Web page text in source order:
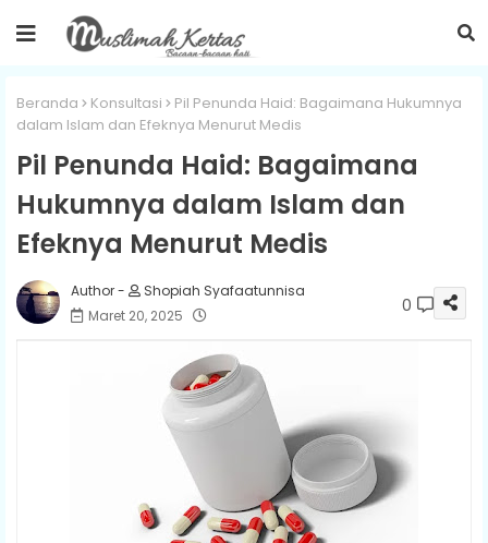
Beranda Konsultasi
Pil Penunda Haid: Bagaimana Hukumnya
dalam Islam dan Efeknya Menurut Medis
Pil Penunda Haid: Bagaimana
Hukumnya dalam Islam dan
Efeknya Menurut Medis
Shopiah Syafaatunnisa
Maret 20, 2025
0